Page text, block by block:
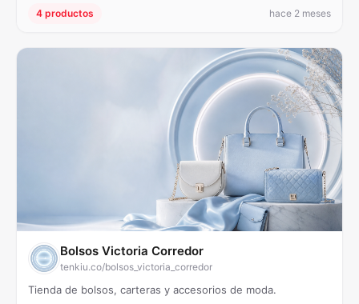
4 productos hace 2 meses
Bolsos Victoria Corredor
tenkiu.co/bolsos_victoria_corredor
Tienda de bolsos, carteras y accesorios de moda.